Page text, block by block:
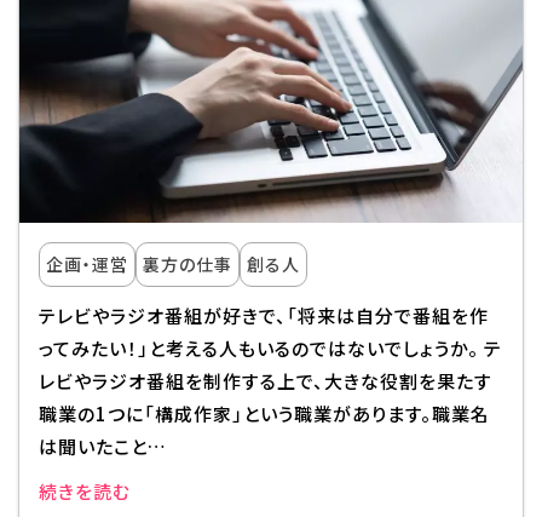
企画・運営 裏方の仕事 創る人
テレビやラジオ番組が好きで、「将来は自分で番組を作
ってみたい！」と考える人もいるのではないでしょうか。 テ
レビやラジオ番組を制作する上で、大きな役割を果たす
職業の1つに「構成作家」という職業があります。職業名
は聞いたこと…
続きを読む